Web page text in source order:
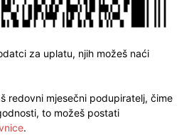
za uplatu, njih možeš naći
redovni mjesečni podupiratelj, čime
to možeš postati
.